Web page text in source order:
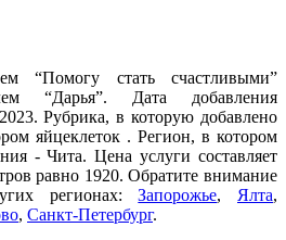
“Помогу стать счастливыми”
“Дарья”. Дата добавления
Рубрика, в которую добавлено
яйцеклеток . Регион, в котором
- Чита. Цена услуги составляет
равно 1920. Обратите внимание
регионах:Запорожье, Ялта,
, Санкт-Петербург.